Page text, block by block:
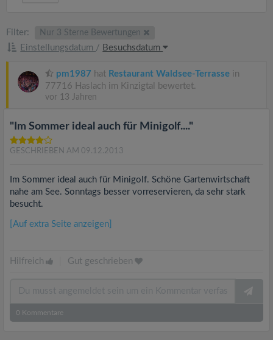
Filter: Nur 3 Sterne Bewertungen
Einstellungsdatum / Besuchsdatum
pm1987 hat Restaurant Waldsee-Terrasse in
77716 Haslach im Kinzigtal bewertet.
vor 13 Jahren
"Im Sommer ideal auch für Minigolf...."
GESCHRIEBEN AM 09.12.2013
Im Sommer ideal auch für Minigolf. Schöne Gartenwirtschaft
nahe am See. Sonntags besser vorreservieren, da sehr stark
besucht.
[Auf extra Seite anzeigen]
Hilfreich Gut geschrieben
0 Kommentare